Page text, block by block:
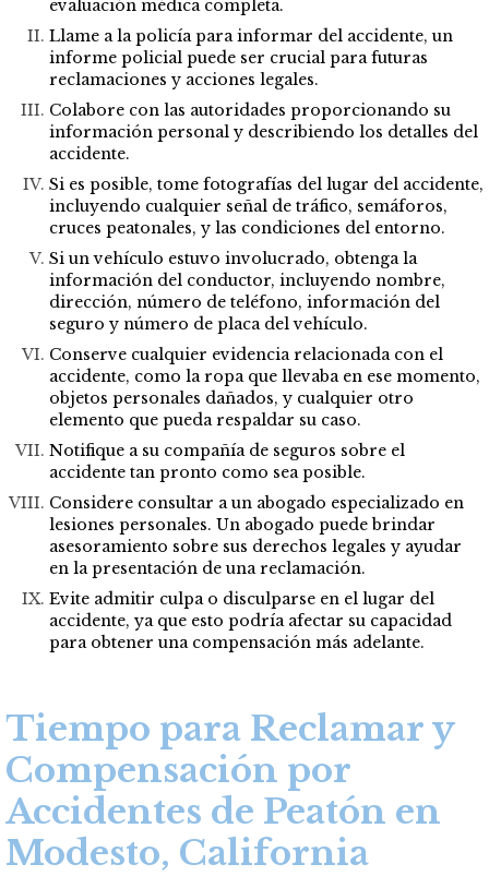
evaluación médica completa.
Llame a la policía para informar del accidente, un
informe policial puede ser crucial para futuras
reclamaciones y acciones legales.
Colabore con las autoridades proporcionando su
información personal y describiendo los detalles del
accidente.
Si es posible, tome fotografías del lugar del accidente,
incluyendo cualquier señal de tráfico, semáforos,
cruces peatonales, y las condiciones del entorno.
Si un vehículo estuvo involucrado, obtenga la
información del conductor, incluyendo nombre,
dirección, número de teléfono, información del
seguro y número de placa del vehículo.
Conserve cualquier evidencia relacionada con el
accidente, como la ropa que llevaba en ese momento,
objetos personales dañados, y cualquier otro
elemento que pueda respaldar su caso.
Notifique a su compañía de seguros sobre el
accidente tan pronto como sea posible.
Considere consultar a un abogado especializado en
lesiones personales. Un abogado puede brindar
asesoramiento sobre sus derechos legales y ayudar
en la presentación de una reclamación.
Evite admitir culpa o disculparse en el lugar del
accidente, ya que esto podría afectar su capacidad
para obtener una compensación más adelante.
Tiempo para Reclamar y
Compensación por
Accidentes de Peatón en
Modesto, California